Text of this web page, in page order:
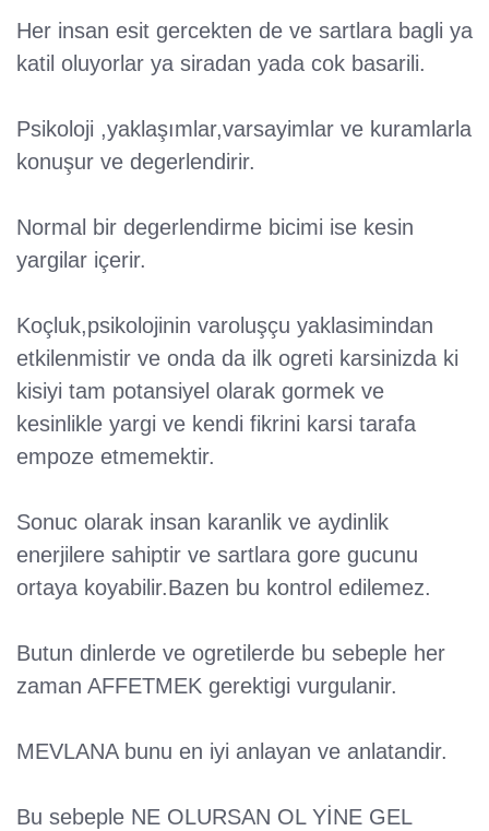
Her insan esit gercekten de ve sartlara bagli ya
katil oluyorlar ya siradan yada cok basarili.
Psikoloji ,yaklaşımlar,varsayimlar ve kuramlarla
konuşur ve degerlendirir.
Normal bir degerlendirme bicimi ise kesin
yargilar içerir.
Koçluk,psikolojinin varoluşçu yaklasimindan
etkilenmistir ve onda da ilk ogreti karsinizda ki
kisiyi tam potansiyel olarak gormek ve
kesinlikle yargi ve kendi fikrini karsi tarafa
empoze etmemektir.
Sonuc olarak insan karanlik ve aydinlik
enerjilere sahiptir ve sartlara gore gucunu
ortaya koyabilir.Bazen bu kontrol edilemez.
Butun dinlerde ve ogretilerde bu sebeple her
zaman AFFETMEK gerektigi vurgulanir.
MEVLANA bunu en iyi anlayan ve anlatandir.
Bu sebeple NE OLURSAN OL YİNE GEL